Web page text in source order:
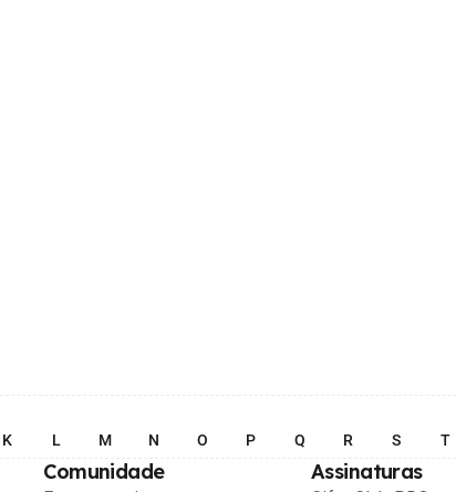
K L M N O P Q R S T
Comunidade Assinaturas